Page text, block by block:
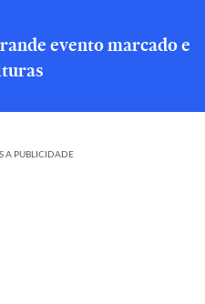
evento marcado e
A PUBLICIDADE